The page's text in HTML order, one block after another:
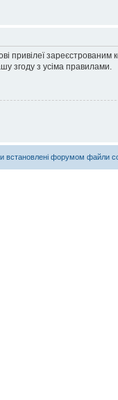
привілеї
згоду з усіма правилами.
встановлені форумом файли